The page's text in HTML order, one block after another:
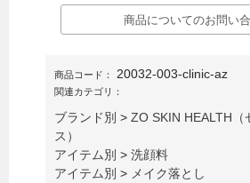
商品についてのお問い
商品コード： 20032-003-clinic-az
関連カテゴリ：
ブランド別 >ZO SKIN HEALTH（
ス）
アイテム別 >洗顔料
アイテム別 > メイク落とし